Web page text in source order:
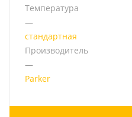
Температура
—
стандартная
Производитель
—
Parker